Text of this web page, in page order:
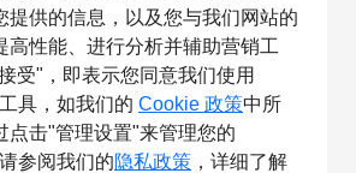
提供的信息，以及您与我们网站的
高性能、进行分析并辅助营销工
受"，即表示您同意我们使用
具，如我们的 Cookie 政策中所
点击"管理设置"来管理您的
参阅我们的隐私政策 ，详细了解